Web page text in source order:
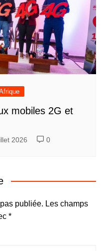
mobiles 2G et
2026 0
publiée. Les champs
*